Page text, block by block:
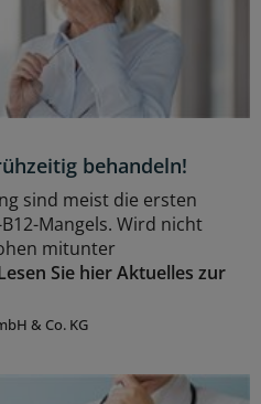
behandeln!
sind meist die ersten
Mangels. Wird nicht
mitunter
Sie hier Aktuelles zur
& Co. KG